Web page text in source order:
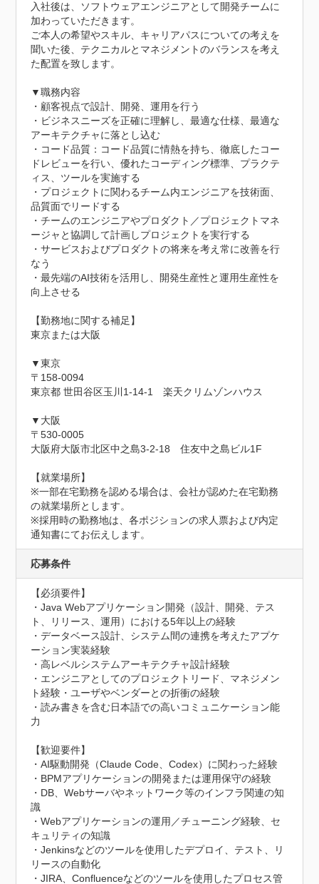
入社後は、ソフトウェアエンジニアとして開発チームに
加わっていただきます。
ご本人の希望やスキル、キャリアパスについての考えを
聞いた後、テクニカルとマネジメントのバランスを考え
た配置を致します。
▼職務内容
・顧客視点で設計、開発、運用を行う
・ビジネスニーズを正確に理解し、最適な仕様、最適な
アーキテクチャに落とし込む
・コード品質：コード品質に情熱を持ち、徹底したコー
ドレビューを行い、優れたコーディング標準、プラクテ
ィス、ツールを実施する
・プロジェクトに関わるチーム内エンジニアを技術面、
品質面でリードする
・チームのエンジニアやプロダクト／プロジェクトマネ
ージャと協調して計画しプロジェクトを実行する
・サービスおよびプロダクトの将来を考え常に改善を行
なう
・最先端のAI技術を活用し、開発生産性と運用生産性を
向上させる
【勤務地に関する補足】
東京または大阪
▼東京
〒158-0094
東京都 世田谷区玉川1-14-1　楽天クリムゾンハウス
▼大阪
〒530-0005
大阪府大阪市北区中之島3-2-18　住友中之島ビル1F
【就業場所】
※一部在宅勤務を認める場合は、会社が認めた在宅勤務
の就業場所とします。
※採用時の勤務地は、各ポジションの求人票および内定
通知書にてお伝えします。
応募条件
【必須要件】
・Java Webアプリケーション開発（設計、開発、テス
ト、リリース、運用）における5年以上の経験
・データベース設計、システム間の連携を考えたアプケ
ーション実装経験
・高レベルシステムアーキテクチャ設計経験
・エンジニアとしてのプロジェクトリード、マネジメン
ト経験・ユーザやベンダーとの折衝の経験
・読み書きを含む日本語での高いコミュニケーション能
力
【歓迎要件】
・AI駆動開発（Claude Code、Codex）に関わった経験
・BPMアプリケーションの開発または運用保守の経験
・DB、Webサーバやネットワーク等のインフラ関連の知
識
・Webアプリケーションの運用／チューニング経験、セ
キュリティの知識
・Jenkinsなどのツールを使用したデプロイ、テスト、リ
リースの自動化
・JIRA、Confluenceなどのツールを使用したプロセス管